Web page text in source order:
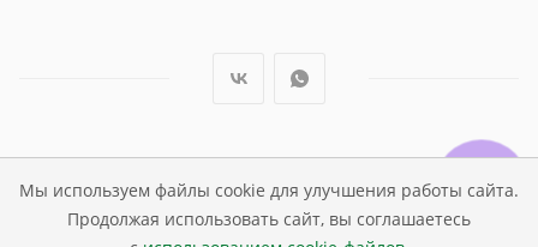
Мы используем файлы cookie для улучшения работы сайта.
Продолжая использовать сайт, вы соглашаетесь